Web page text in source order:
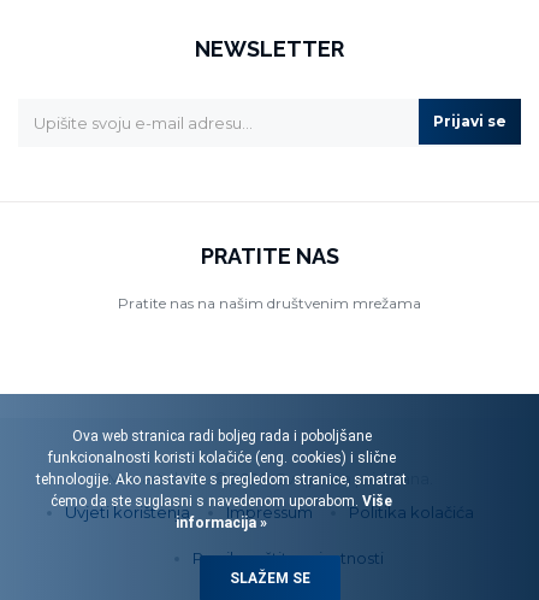
NEWSLETTER
Prijavi se
PRATITE NAS
Pratite nas na našim društvenim mrežama
Menart d.o.o. © 2026. Sva prava pridržana.
Uvjeti korištenja
Impressum Politika kolačića
Pravila zaštite privatnosti
Ova web stranica radi boljeg rada i poboljšane
funkcionalnosti koristi kolačiće (eng. cookies) i slične
tehnologije. Ako nastavite s pregledom stranice, smatrat
ćemo da ste suglasni s navedenom uporabom. Više
informacija »
SLAŽEM SE